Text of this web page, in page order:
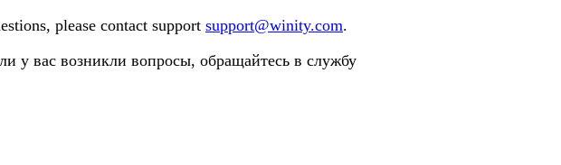
please contact support support@winity.com.
у вас возникли вопросы, обращайтесь в службу